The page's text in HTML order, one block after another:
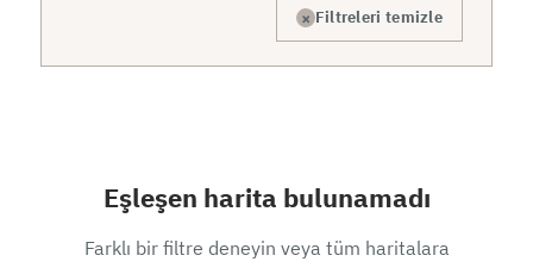
× Filtreleri temizle
Eşleşen harita bulunamadı
Farklı bir filtre deneyin veya tüm haritalara